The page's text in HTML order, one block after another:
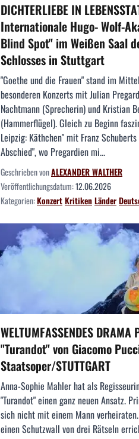
DICHTERLIEBE IN
Internationale Hugo- Wolf-
Blind Spot" im Weißen Saal
Schlosses in Stuttgart
"Goethe und die Frauen" stand im
besonderen Konzerts mit Julian
Nachtmann (Sprecherin) und Kristian
(Hammerflügel). Gleich zu Beginn
Leipzig: Käthchen" mit Franz
Abschied", wo Pregardien mi...
Geschrieben vonALEXANDER WALTHER
Veröffentlichungsdatum:12.06.2026
Kategorien:KonzertKritikenLänder
WELTUMFASSENDES
"Turandot" von Giacomo
Staatsoper/STUTTGART
Anna-Sophie Mahler hat als
"Turandot" einen ganz neuen Ansatz.
sich nicht mit einem Mann
einen Schutzwall von drei Rätseln